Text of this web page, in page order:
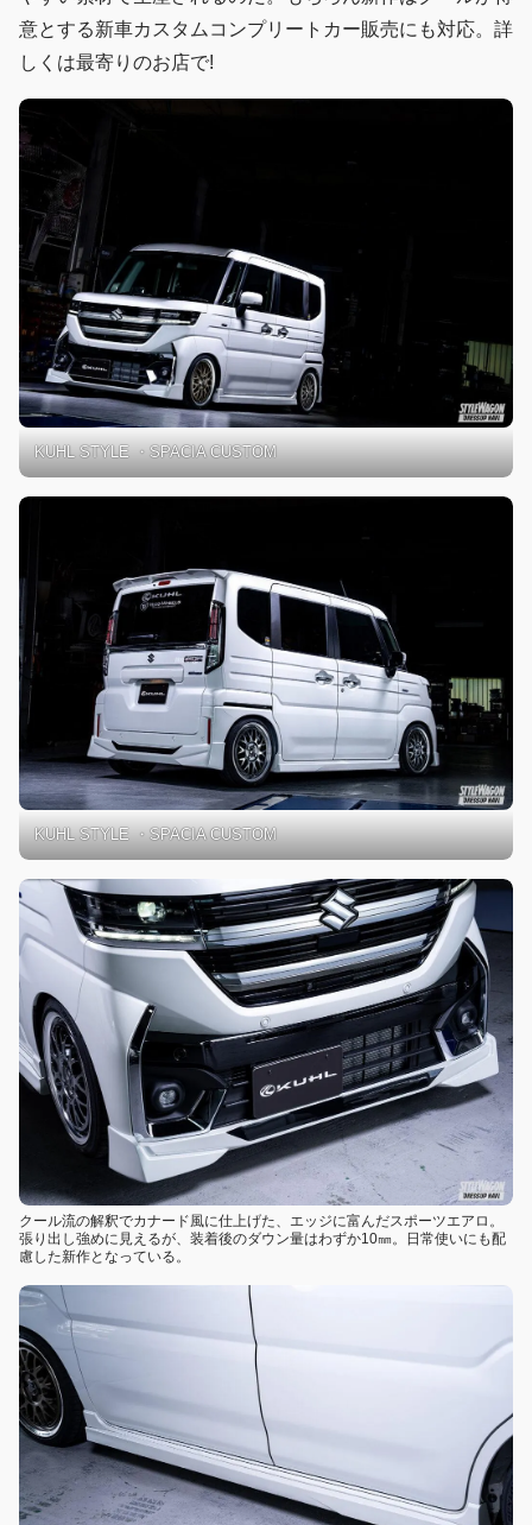
意とする新車カスタムコンプリートカー販売にも対応。詳
しくは最寄りのお店で!
KUHL STYLE ・SPACIA CUSTOM
KUHL STYLE ・SPACIA CUSTOM
クール流の解釈でカナード風に仕上げた、エッジに富んだスポーツエアロ。
張り出し強めに見えるが、装着後のダウン量はわずか10㎜。日常使いにも配
慮した新作となっている。